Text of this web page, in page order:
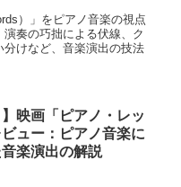
）」をピアノ音楽の視点
奏の巧拙による伏線、ク
けなど、音楽演出の技法
】映画「ピアノ・レッ
ュー：ピアノ音楽に
楽演出の解説